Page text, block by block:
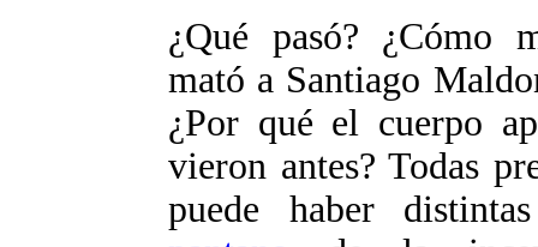
¿Qué pasó? ¿Cómo
mató a Santiago
¿Por qué el cuerpo
vieron antes? Todas
puede haber